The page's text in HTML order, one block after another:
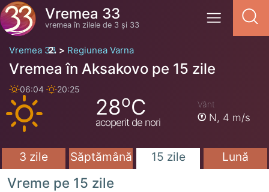
Vremea 33
vremea în zilele de 3 și 33
Vremea 33 Regiunea Varna
Vremea în Aksakovo pe 15 zile
06:04 20:25
28oC
acoperit de nori
Vânt
N, 4 m/s
3 zile Săptămână 15 zile Lună
Vreme pe 15 zile